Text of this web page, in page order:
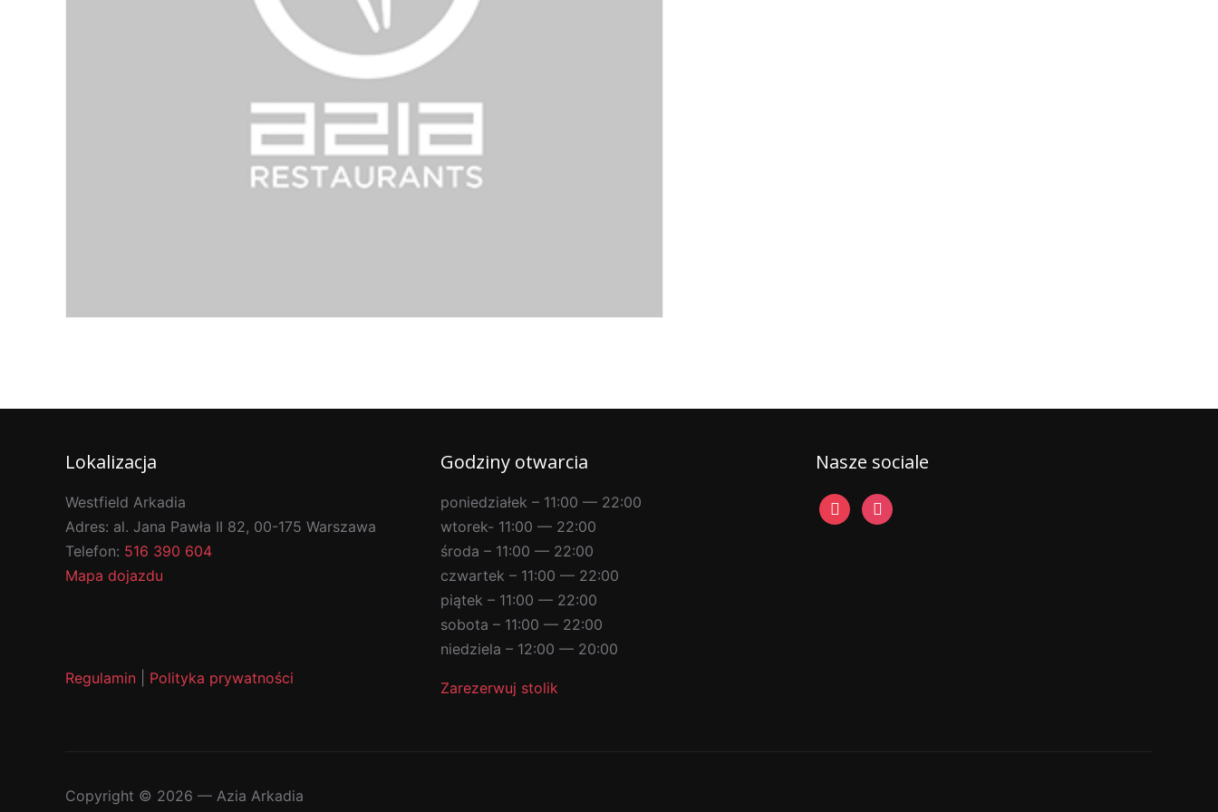
Lokalizacja
Westfield Arkadia
Adres: al. Jana Pawła II 82, 00-175 Warszawa
Telefon: 516 390 604
Mapa dojazdu
Regulamin Polityka prywatności
Godziny otwarcia
poniedziałek – 11:00 — 22:00
wtorek- 11:00 — 22:00
środa – 11:00 — 22:00
czwartek – 11:00 — 22:00
piątek – 11:00 — 22:00
sobota – 11:00 — 22:00
niedziela – 12:00 — 20:00
Zarezerwuj stolik
Nasze sociale
Copyright © 2026 — Azia Arkadia